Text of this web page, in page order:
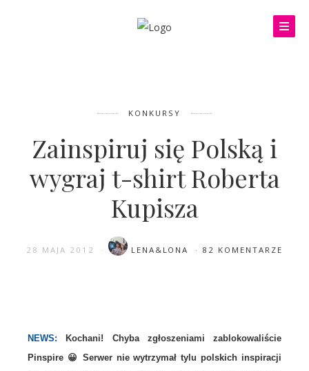
KONKURSY
Zainspiruj się Polską i
wygraj t-shirt Roberta
Kupisza
28 MAJA 2012 LENA&LONA 82 KOMENTARZE
NEWS: Kochani! Chyba zgłoszeniami zablokowaliście
Pinspire 😀 Serwer nie wytrzymał tylu polskich inspiracji